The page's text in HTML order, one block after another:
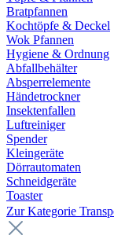
Bratpfannen
Kochtöpfe & Deckel
Wok Pfannen
Hygiene & Ordnung
Abfallbehälter
Absperrelemente
Händetrockner
Insektenfallen
Luftreiniger
Spender
Kleingeräte
Dörrautomaten
Schneidgeräte
Toaster
Zur Kategorie